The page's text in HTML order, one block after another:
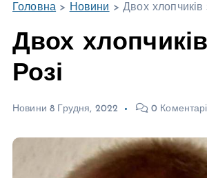
Головна > Новини >Двох
Двох
Розі
Новини 8 Грудня, 2022 0 Коментарі